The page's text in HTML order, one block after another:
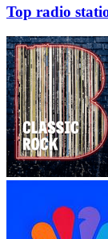
Top radio